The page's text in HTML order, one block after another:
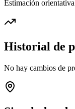
Estimación
Historial de
No hay cambios de